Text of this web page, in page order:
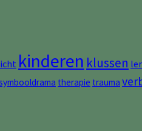
kinderen klussen
therapie trauma